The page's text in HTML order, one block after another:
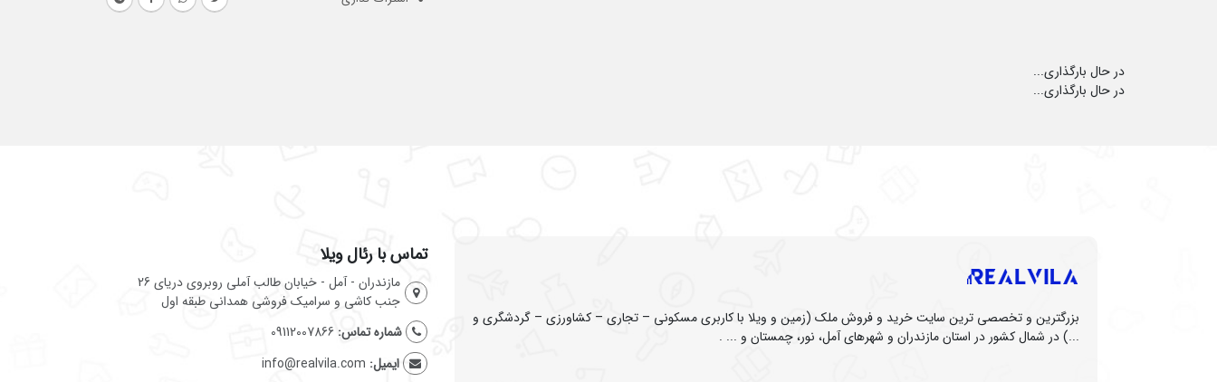
در حال بارگذاری...
در حال بارگذاری...
بزرگترین و تخصصی ترین سایت خرید و فروش ملک (زمین و ویلا با کاربری مسکونی – تجاری – کشاورزی – گردشگری و
...) در شمال کشور در استان مازندران و شهرهای آمل، نور، چمستان و ... .
تماس با رئال ویلا
مازندران - آمل - خیابان طالب آملی روبروی دریای 26
جنب کاشی و سرامیک فروشی همدانی طبقه اول
شماره تماس: 09112007866
ایمیل: info@realvila.com